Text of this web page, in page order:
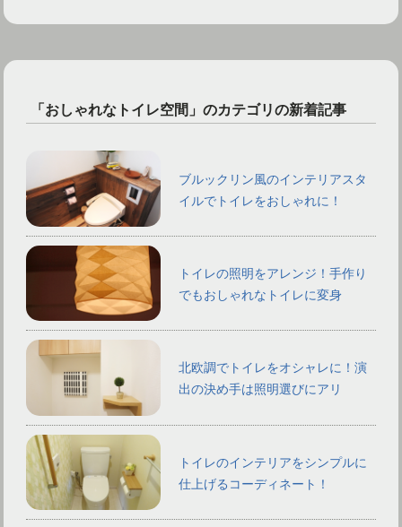
「おしゃれなトイレ空間」のカテゴリの新着記事
ブルックリン風のインテリアスタ
イルでトイレをおしゃれに！
トイレの照明をアレンジ！手作り
でもおしゃれなトイレに変身
北欧調でトイレをオシャレに！演
出の決め手は照明選びにアリ
トイレのインテリアをシンプルに
仕上げるコーディネート！